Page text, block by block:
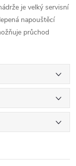
je velký servisní
napouštěcí
průchod